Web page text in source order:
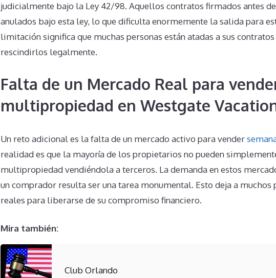
judicialmente bajo la Ley 42/98. Aquellos contratos firmados antes
anulados bajo esta ley, lo que dificulta enormemente la salida para
limitación significa que muchas personas están atadas a sus
rescindirlos legalmente.
Falta de un Mercado Real para
multipropiedad en Westgate
Un reto adicional es la falta de un mercado activo para vender
realidad es que la mayoría de los propietarios no pueden
multipropiedad vendiéndola a terceros. La demanda en estos
un comprador resulta ser una tarea monumental. Esto deja a
reales para liberarse de su compromiso financiero.
Mira también:
Club Orlando